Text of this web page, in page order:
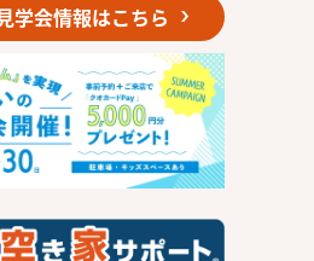
スをお客さまにご利用いただくにあた
提案、見積、各種の工事やサービス提供
協力会社又は業務委託先等を通じて、お
子メールアドレス、氏名、住所、電話番
らの個人情報は下記の目的に利用させて
提供
学会情報はこちら